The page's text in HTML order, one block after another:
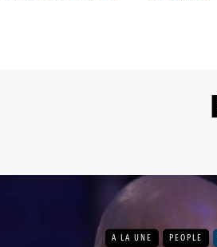
A LA UNE PEOPLE